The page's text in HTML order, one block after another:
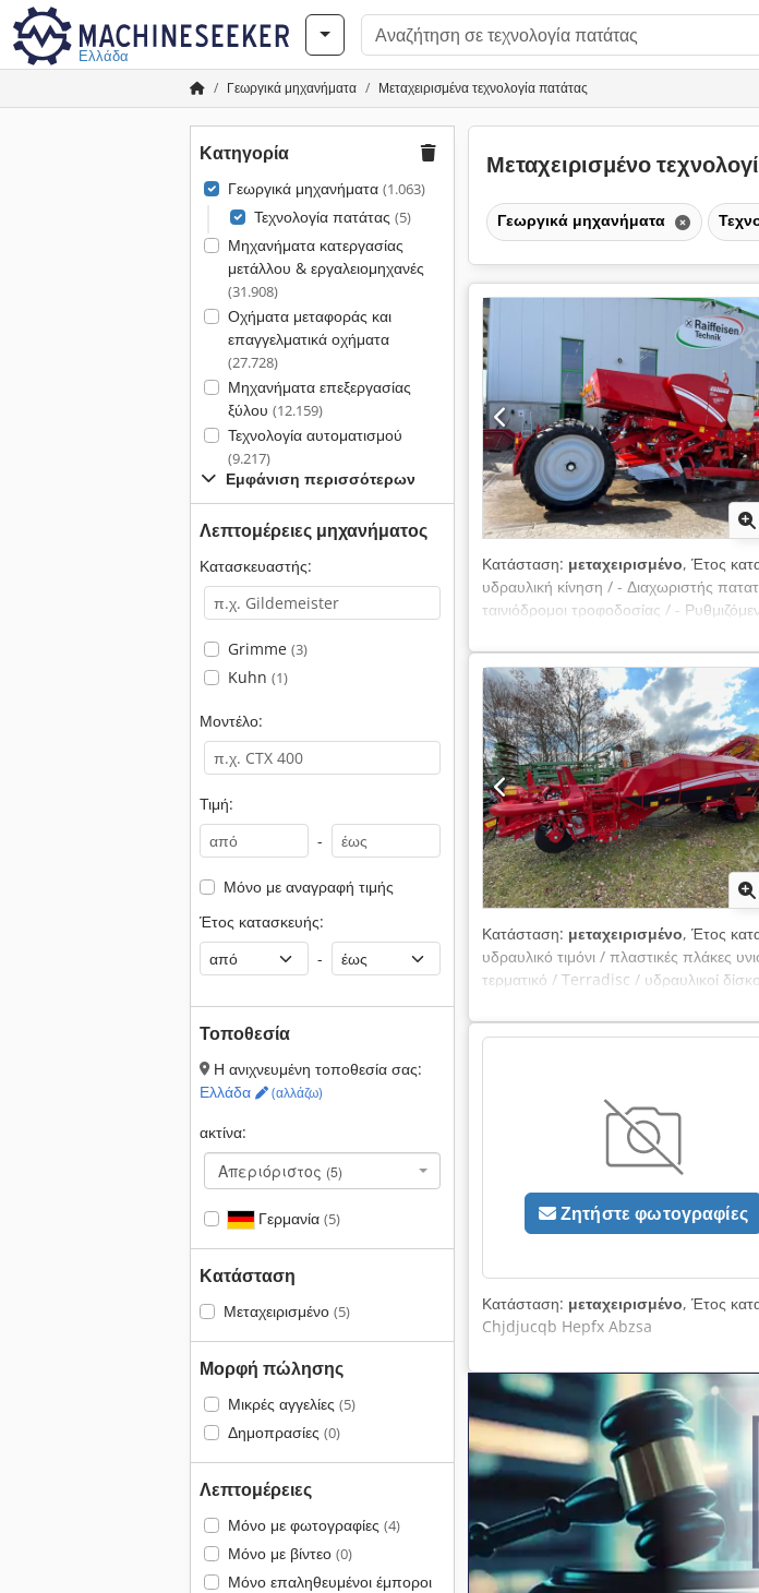
Ελλάδα
Γεωργικά μηχανήματα Μεταχειρισμένα τεχνολογία πατάτας
Κατηγορία
Γεωργικά μηχανήματα (1.063)
Τεχνολογία πατάτας (5)
Μηχανήματα κατεργασίας
μετάλλου & εργαλειομηχανές
(31.908)
Οχήματα μεταφοράς και
επαγγελματικά οχήματα
(27.728)
Μηχανήματα επεξεργασίας
ξύλου (12.159)
Τεχνολογία αυτοματισμού
(9.217)
Εμφάνιση περισσότερων
Λεπτομέρειες μηχανήματος
Κατασκευαστής:
Grimme (3)
Kuhn (1)
Μοντέλο:
Τιμή:
-
Μόνο με αναγραφή τιμής
Έτος κατασκευής:
-
Τοποθεσία
Η ανιχνευμένη τοποθεσία σας:
Ελλάδα
(αλλάζω)
ακτίνα:
Απεριόριστος (5)
Γερμανία (5)
Κατάσταση
Μεταχειρισμένο (5)
Μορφή πώλησης
Μικρές αγγελίες (5)
Δημοπρασίες (0)
Λεπτομέρειες
Μόνο με φωτογραφίες (4)
Μόνο με βίντεο (0)
Μόνο επαληθευμένοι έμποροι
Μεταχειρισμένο
Γεωργικά μηχανήματα
Κατάσταση: μεταχειρισμένο, Έτος
υδραυλική κίνηση / - Διαχωριστής
ταινιόδρομοι τροφοδοσίας / -
Κατάσταση: μεταχειρισμένο, Έτος
υδραυλικό τιμόνι / πλαστικές πλάκες
τερματικό / Terradisc / υδραυλικοί
Ζητήστε φωτογραφίες
Κατάσταση: μεταχειρισμένο, Έτος
Chjdjucqb Hepfx Abzsa